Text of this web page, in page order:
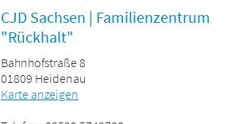
CJD Sachsen | Familienzentrum
"Rückhalt"
Bahnhofstraße 8
01809 Heidenau
Karte anzeigen